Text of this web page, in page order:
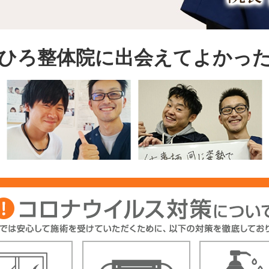
ろ整体院に出会えてよかっ